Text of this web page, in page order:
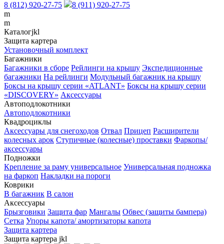
8 (812) 920-27-75
8 (911) 920-27-75
m
m
Каталогjkl
Защита картера
Установочный комплект
Багажники
Багажники в сборе Рейлинги на крышу Экспедиционные
багажники На рейлинги Модульный багажник на крышу
Боксы на крышу серии «ATLANT» Боксы на крышу серии
«DISCOVERY» Аксессуары
Автоподлокотники
Автоподлокотники
Квадроциклы
Аксессуары для снегоходов Отвал Прицеп Расширители
колесных арок Ступичные (колесные) проставки Фаркопы/
аксессуары
Подножки
Крепление за раму универсальное Универсальная подножка
на фаркоп Накладки на пороги
Коврики
В багажник В салон
Аксессуары
Брызговики Защита фар Мангалы Обвес (защиты бампера)
Сетка Упоры капота/ амортизаторы капота
Защита картера
Защита картера jkl